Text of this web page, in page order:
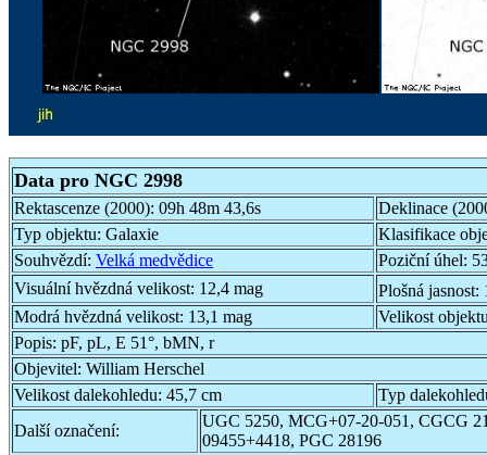
Data pro NGC 2998
Rektascenze (2000): 09h 48m 43,6s
Deklinace
Typ objektu: Galaxie
Klasifikace
Souhvězdí: Velká medvědice Poziční úhel:
Visuální hvězdná velikost: 12,4 mag Plošná jasnost:
Modrá hvězdná velikost: 13,1 mag
Velikost
Popis: pF, pL, E 51°, bMN, r
Objevitel: William Herschel
Velikost dalekohledu: 45,7 cm
Typ
Další označení:
UGC 5250, MCG+07-20-051, CGCG
09455+4418, PGC 28196